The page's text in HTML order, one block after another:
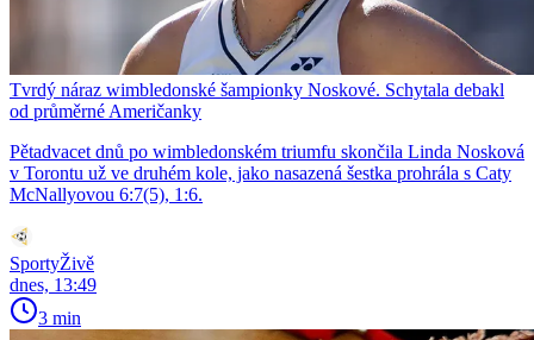
Tvrdý náraz wimbledonské šampionky Noskové. Schytala debakl
od průměrné Američanky
Pětadvacet dnů po wimbledonském triumfu skončila Linda Nosková
v Torontu už ve druhém kole, jako nasazená šestka prohrála s Caty
McNallyovou 6:7(5), 1:6.
SportyŽivě
dnes, 13:49
3 min